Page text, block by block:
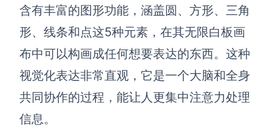
含有丰富的图形功能，涵盖圆、方形、三角
形、线条和点这5种元素，在其无限白板画
布中可以构画成任何想要表达的东西。这种
视觉化表达非常直观，它是一个大脑和全身
共同协作的过程，能让人更集中注意力处理
信息。